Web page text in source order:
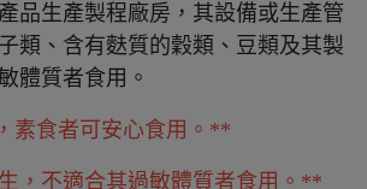
品生產製程廠房，其設備或生產管
類、含有麩質的穀類、豆類及其製
體質者食用。
素食者可安心食用。**
，不適合其過敏體質者食用。**